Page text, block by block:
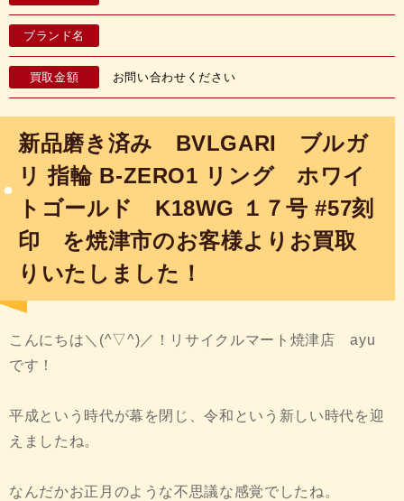
ブランド名
買取金額 お問い合わせください
新品磨き済み BVLGARI ブルガ
リ 指輪 B-ZERO1 リング ホワイ
トゴールド K18WG １７号 #57刻
印 を焼津市のお客様よりお買取
りいたしました！
こんにちは＼(^▽^)／！リサイクルマート焼津店 ayu
です！
平成という時代が幕を閉じ、令和という新しい時代を迎
えましたね。
なんだかお正月のような不思議な感覚でしたね。